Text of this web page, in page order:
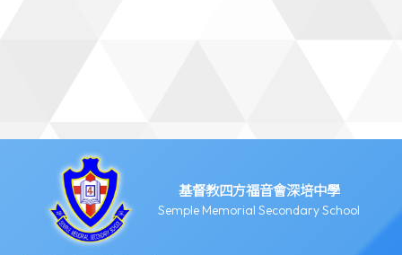
基督教四方福音會深培中學
Semple Memorial Secondary School